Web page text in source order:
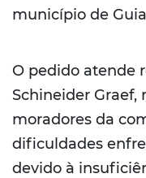
município de
O pedido atende
Schineider Graef,
moradores da
dificuldades
devido à